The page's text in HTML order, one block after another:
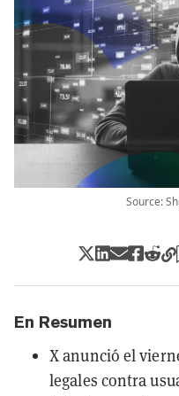
Source:
En Resumen
X anunció el
legales contra